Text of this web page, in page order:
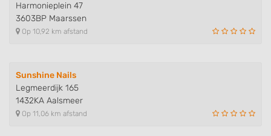
Harmonieplein 47
3603BP Maarssen
Op 10,92 km afstand
Sunshine Nails
Legmeerdijk 165
1432KA Aalsmeer
Op 11,06 km afstand
Understand audiences through statistics
or combinations of data from different
sources
Use limited data to select content
IAB Special Features:
Use precise geolocation data